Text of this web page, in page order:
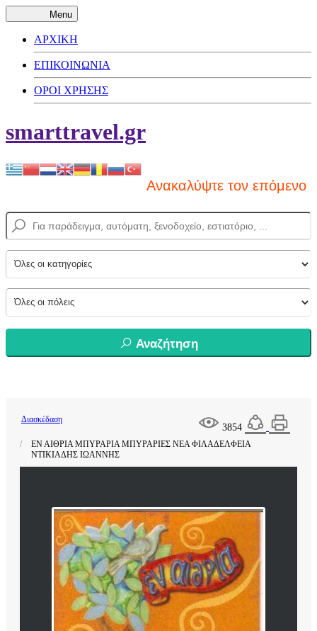
Menu
ΑΡΧΙΚΗ
ΕΠΙΚΟΙΝΩΝΙΑ
ΟΡΟΙ ΧΡΗΣΗΣ
smarttravel.gr
Ανακαλύψτε τον επόμενο
Αναζήτηση
3854
Διασκέδαση
ΕΝ ΑΙΘΡΙΑ ΜΠΥΡΑΡΙΑ ΜΠΥΡΑΡΙΕΣ ΝΕΑ ΦΙΛΑΔΕΛΦΕΙΑ
ΝΤΙΚΙΑΔΗΣ ΙΩΑΝΝΗΣ